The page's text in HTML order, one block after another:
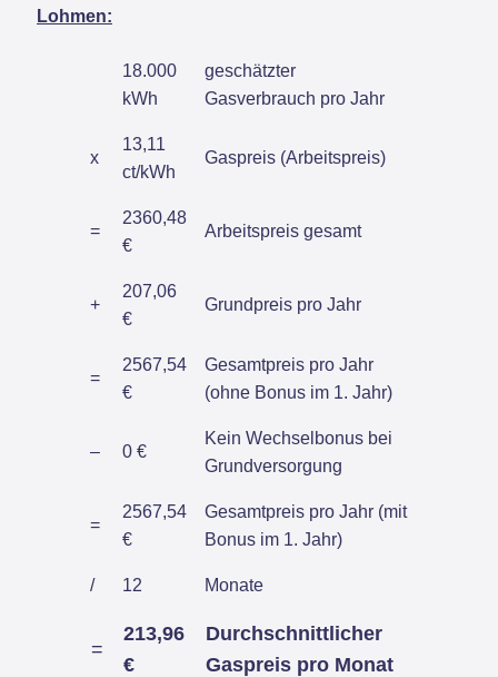
Lohmen:
18.000
kWh
geschätzter
Gasverbrauch pro Jahr
x
13,11
ct/kWh
Gaspreis (Arbeitspreis)
=
2360,48
€
Arbeitspreis gesamt
+
207,06
€
Grundpreis pro Jahr
=
2567,54
€
Gesamtpreis pro Jahr
(ohne Bonus im 1. Jahr)
– 0 €
Kein Wechselbonus bei
Grundversorgung
=
2567,54
€
Gesamtpreis pro Jahr (mit
Bonus im 1. Jahr)
/ 12 Monate
=
213,96
€
Durchschnittlicher
Gaspreis pro Monat